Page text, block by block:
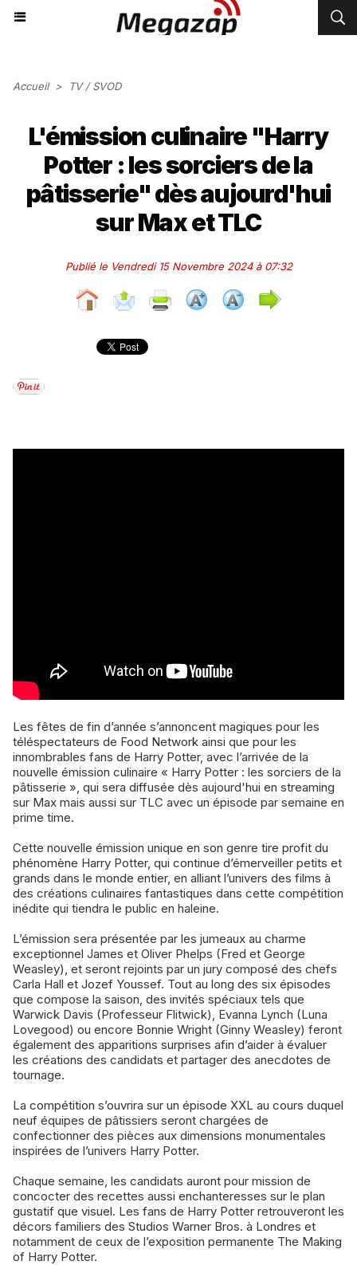
Accueil > TV / SVOD
L'émission culinaire "Harry
Potter : les sorciers de la
pâtisserie" dès aujourd'hui
sur Max et TLC
Publié le Vendredi 15 Novembre 2024 à 07:32
Les fêtes de fin d’année s’annoncent magiques pour les
téléspectateurs de Food Network ainsi que pour les
innombrables fans de Harry Potter, avec l’arrivée de la
nouvelle émission culinaire « Harry Potter : les sorciers de la
pâtisserie », qui sera diffusée dès aujourd'hui en streaming
sur Max mais aussi sur TLC avec un épisode par semaine en
prime time.
Cette nouvelle émission unique en son genre tire profit du
phénomène Harry Potter, qui continue d’émerveiller petits et
grands dans le monde entier, en alliant l’univers des films à
des créations culinaires fantastiques dans cette compétition
inédite qui tiendra le public en haleine.
L’émission sera présentée par les jumeaux au charme
exceptionnel James et Oliver Phelps (Fred et George
Weasley), et seront rejoints par un jury composé des chefs
Carla Hall et Jozef Youssef. Tout au long des six épisodes
que compose la saison, des invités spéciaux tels que
Warwick Davis (Professeur Flitwick), Evanna Lynch (Luna
Lovegood) ou encore Bonnie Wright (Ginny Weasley) feront
également des apparitions surprises afin d’aider à évaluer
les créations des candidats et partager des anecdotes de
tournage.
La compétition s’ouvrira sur un épisode XXL au cours duquel
neuf équipes de pâtissiers seront chargées de
confectionner des pièces aux dimensions monumentales
inspirées de l’univers Harry Potter.
Chaque semaine, les candidats auront pour mission de
concocter des recettes aussi enchanteresses sur le plan
gustatif que visuel. Les fans de Harry Potter retrouveront les
décors familiers des Studios Warner Bros. à Londres et
notamment de ceux de l’exposition permanente The Making
of Harry Potter.